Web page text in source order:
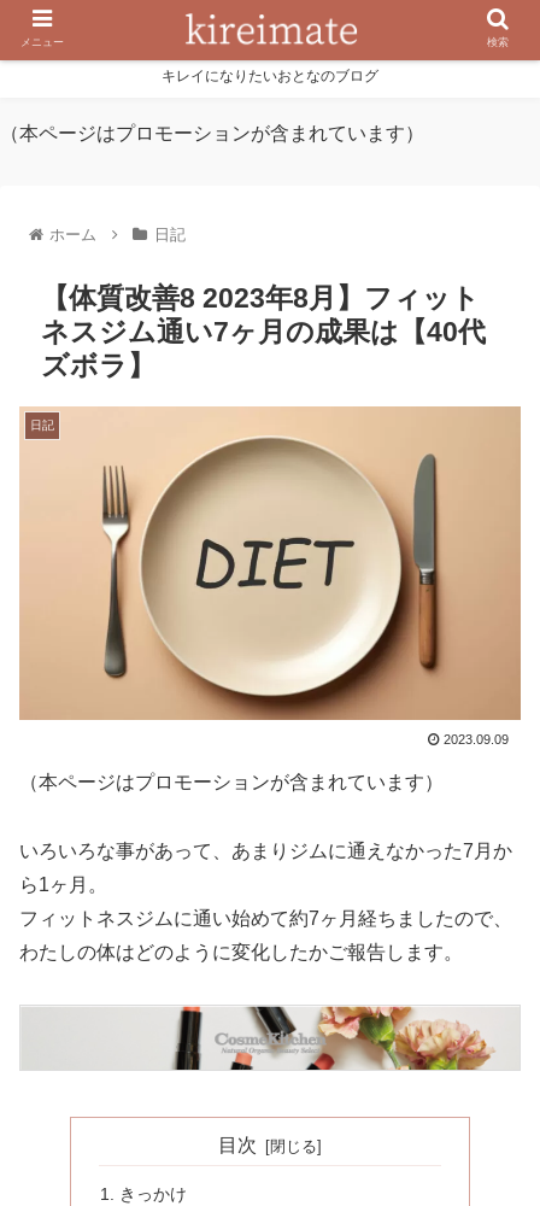
キレイになりたいおとなのブログ
（本ページはプロモーションが含まれています）
ホーム 日記
【体質改善8 2023年8月】フィット
ネスジム通い7ヶ月の成果は【40代
ズボラ】
日記
2023.09.09
（本ページはプロモーションが含まれています）
いろいろな事があって、あまりジムに通えなかった7月か
ら1ヶ月。
フィットネスジムに通い始めて約7ヶ月経ちましたので、
わたしの体はどのように変化したかご報告します。
目次
きっかけ
メニュー 検索